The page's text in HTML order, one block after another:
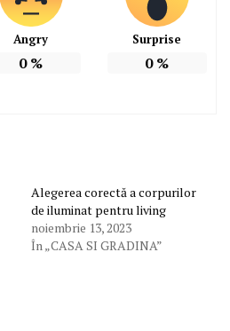
Angry
0%
Surprise
0%
Alegerea corectă a corpurilor
de iluminat pentru living
noiembrie 13, 2023
În „CASA SI GRADINA”